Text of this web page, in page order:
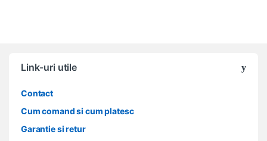
Link-uri utile
Contact
Cum comand si cum platesc
Garantie si retur